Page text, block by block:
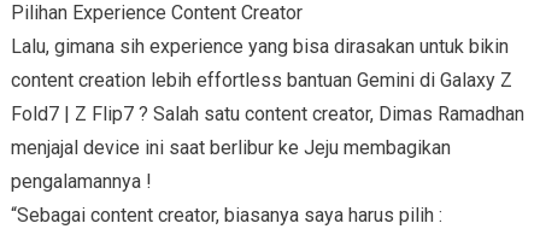
Pilihan Experience Content Creator
Lalu, gimana sih experience yang bisa dirasakan untuk bikin
content creation lebih effortless bantuan Gemini di Galaxy Z
Fold7 | Z Flip7 ? Salah satu content creator, Dimas Ramadhan
menjajal device ini saat berlibur ke Jeju membagikan
pengalamannya !
“Sebagai content creator, biasanya saya harus pilih :